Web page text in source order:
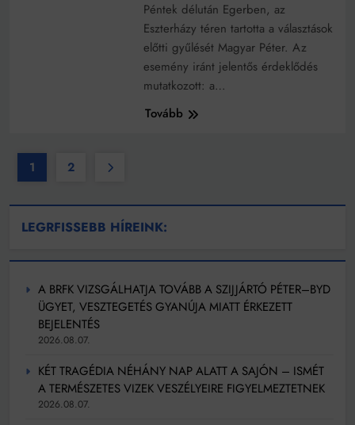
Péntek délután Egerben, az
Eszterházy téren tartotta a választások
előtti gyűlését Magyar Péter. Az
esemény iránt jelentős érdeklődés
mutatkozott: a…
Tovább
1 2
LEGRFISSEBB HÍREINK:
A BRFK VIZSGÁLHATJA TOVÁBB A SZIJJÁRTÓ PÉTER–BYD
ÜGYET, VESZTEGETÉS GYANÚJA MIATT ÉRKEZETT
BEJELENTÉS
2026.08.07.
KÉT TRAGÉDIA NÉHÁNY NAP ALATT A SAJÓN – ISMÉT
A TERMÉSZETES VIZEK VESZÉLYEIRE FIGYELMEZTETNEK
2026.08.07.